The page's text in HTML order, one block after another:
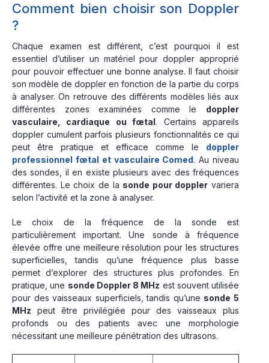
Comment bien choisir son Doppler
?
Chaque examen est différent, c’est pourquoi il est
essentiel d’utiliser un matériel pour doppler approprié
pour pouvoir effectuer une bonne analyse. Il faut choisir
son modèle de doppler en fonction de la partie du corps
à analyser. On retrouve des différents modèles liés aux
différentes zones examinées comme le doppler
vasculaire, cardiaque ou fœtal . Certains appareils
doppler cumulent parfois plusieurs fonctionnalités ce qui
peut être pratique et efficace comme le doppler
professionnel fœtal et vasculaire Comed . Au niveau
des sondes, il en existe plusieurs avec des fréquences
différentes. Le choix de la sonde pour doppler variera
selon l’activité et la zone à analyser.
Le choix de la fréquence de la sonde est
particulièrement important. Une sonde à fréquence
élevée offre une meilleure résolution pour les structures
superficielles, tandis qu’une fréquence plus basse
permet d’explorer des structures plus profondes. En
pratique, une sonde Doppler 8 MHz est souvent utilisée
pour des vaisseaux superficiels, tandis qu’une sonde 5
MHz peut être privilégiée pour des vaisseaux plus
profonds ou des patients avec une morphologie
nécessitant une meilleure pénétration des ultrasons.